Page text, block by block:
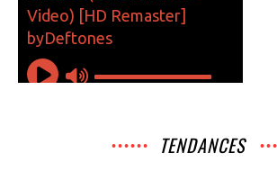
TENDANCES